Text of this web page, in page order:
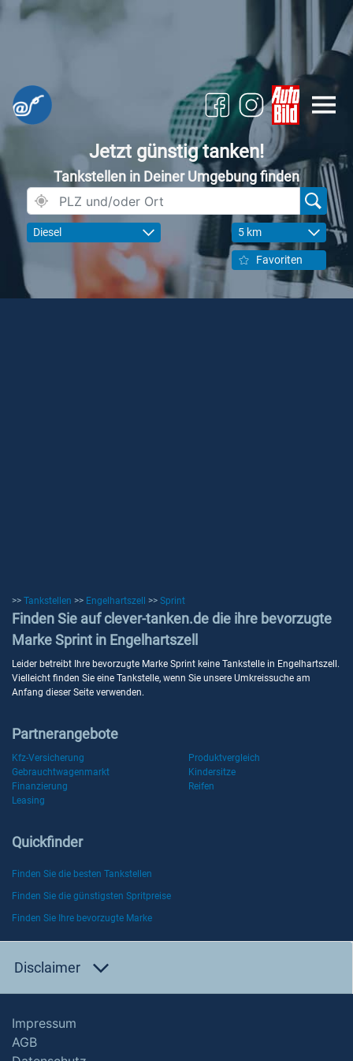
Jetzt günstig tanken!
Tankstellen in Deiner Umgebung finden
Diesel 5 km
Favoriten
>> Tankstellen >> Engelhartszell >> Sprint
Finden Sie auf clever-tanken.de die ihre bevorzugte
Marke Sprint in Engelhartszell
Leider betreibt Ihre bevorzugte Marke Sprint keine Tankstelle in Engelhartszell.
Vielleicht finden Sie eine Tankstelle, wenn Sie unsere Umkreissuche am
Anfang dieser Seite verwenden.
Partnerangebote
Kfz-Versicherung
Produktvergleich
Gebrauchtwagenmarkt
Kindersitze
Finanzierung
Reifen
Leasing
Quickfinder
Finden Sie die besten Tankstellen
Finden Sie die günstigsten Spritpreise
Finden Sie Ihre bevorzugte Marke
Disclaimer
Impressum
AGB